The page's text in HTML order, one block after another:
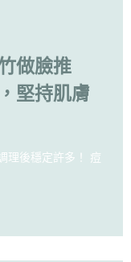
做臉推
堅持肌膚
理後穩定許多！ 痘